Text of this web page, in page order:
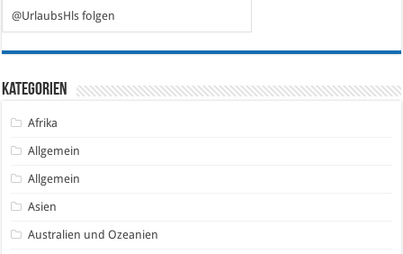
@UrlaubsHls folgen
Kategorien
Afrika
Allgemein
Allgemein
Asien
Australien und Ozeanien